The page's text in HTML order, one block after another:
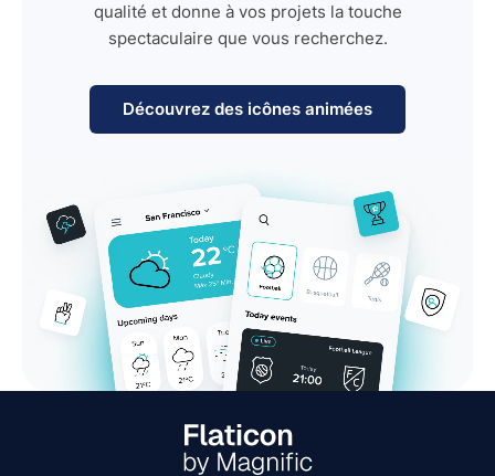
qualité et donne à vos projets la touche
spectaculaire que vous recherchez.
Découvrez des icônes animées